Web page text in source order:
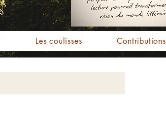
Les coulisses Contributions